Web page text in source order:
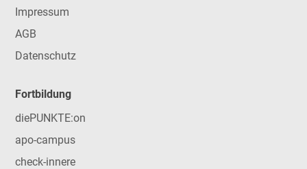
Impressum
AGB
Datenschutz
Fortbildung
diePUNKTE:on
apo-campus
check-innere